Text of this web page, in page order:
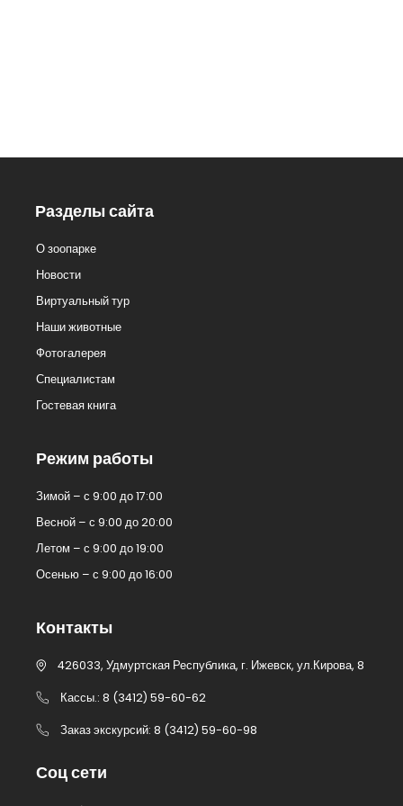
Разделы сайта
О зоопарке
Новости
Виртуальный тур
Наши животные
Фотогалерея
Специалистам
Гостевая книга
Режим работы
Зимой – с 9:00 до 17:00
Весной – с 9:00 до 20:00
Летом – с 9:00 до 19:00
Осенью – с 9:00 до 16:00
Контакты
426033, Удмуртская Республика, г. Ижевск, ул.Кирова, 8
Кассы.: 8 (3412) 59-60-62
Заказ экскурсий: 8 (3412) 59-60-98
Соц сети